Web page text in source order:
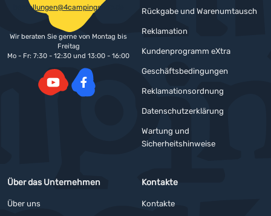
Rückgabe und Warenumtausch
Reklamation
Kundenprogramm eXtra
Geschäftsbedingungen
Reklamationsordnung
Datenschutzerklärung
Wartung und
Sicherheitshinweise
Über das Unternehmen
Über uns
Kontakte
Kontakte
bestellungen@4campingshop.de
Wir beraten Sie gerne von Montag bis
Freitag
Mo - Fr: 7:30 - 12:30 und 13:00 - 16:00